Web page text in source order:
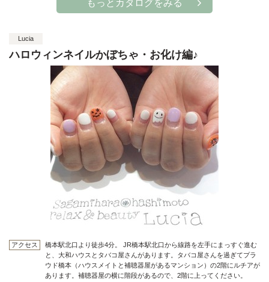
もっとカタログをみる
Lucia
ハロウィンネイルかぼちゃ・お化け編♪
アクセス
橋本駅北口より徒歩4分。 JR橋本駅北口から線路を左手にまっすぐ進む
と、大和ハウスとタバコ屋さんがあります。タバコ屋さんを過ぎてプラ
ウド橋本（ハウスメイトと補聴器屋があるマンション）の2階にルチアが
あります。補聴器屋の横に階段があるので、2階に上ってください。